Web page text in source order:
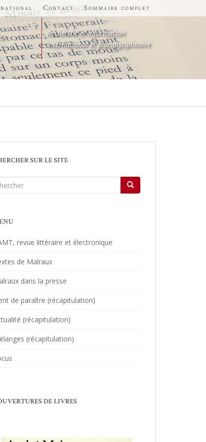
Contact Sommaire complet
Recherche et information
International et pluridisciplinaire
SUR LE SITE
revue littéraire et électronique
de Malraux
dans la presse
de paraître (récapitulation)
(récapitulation)
(récapitulation)
DE LIVRES